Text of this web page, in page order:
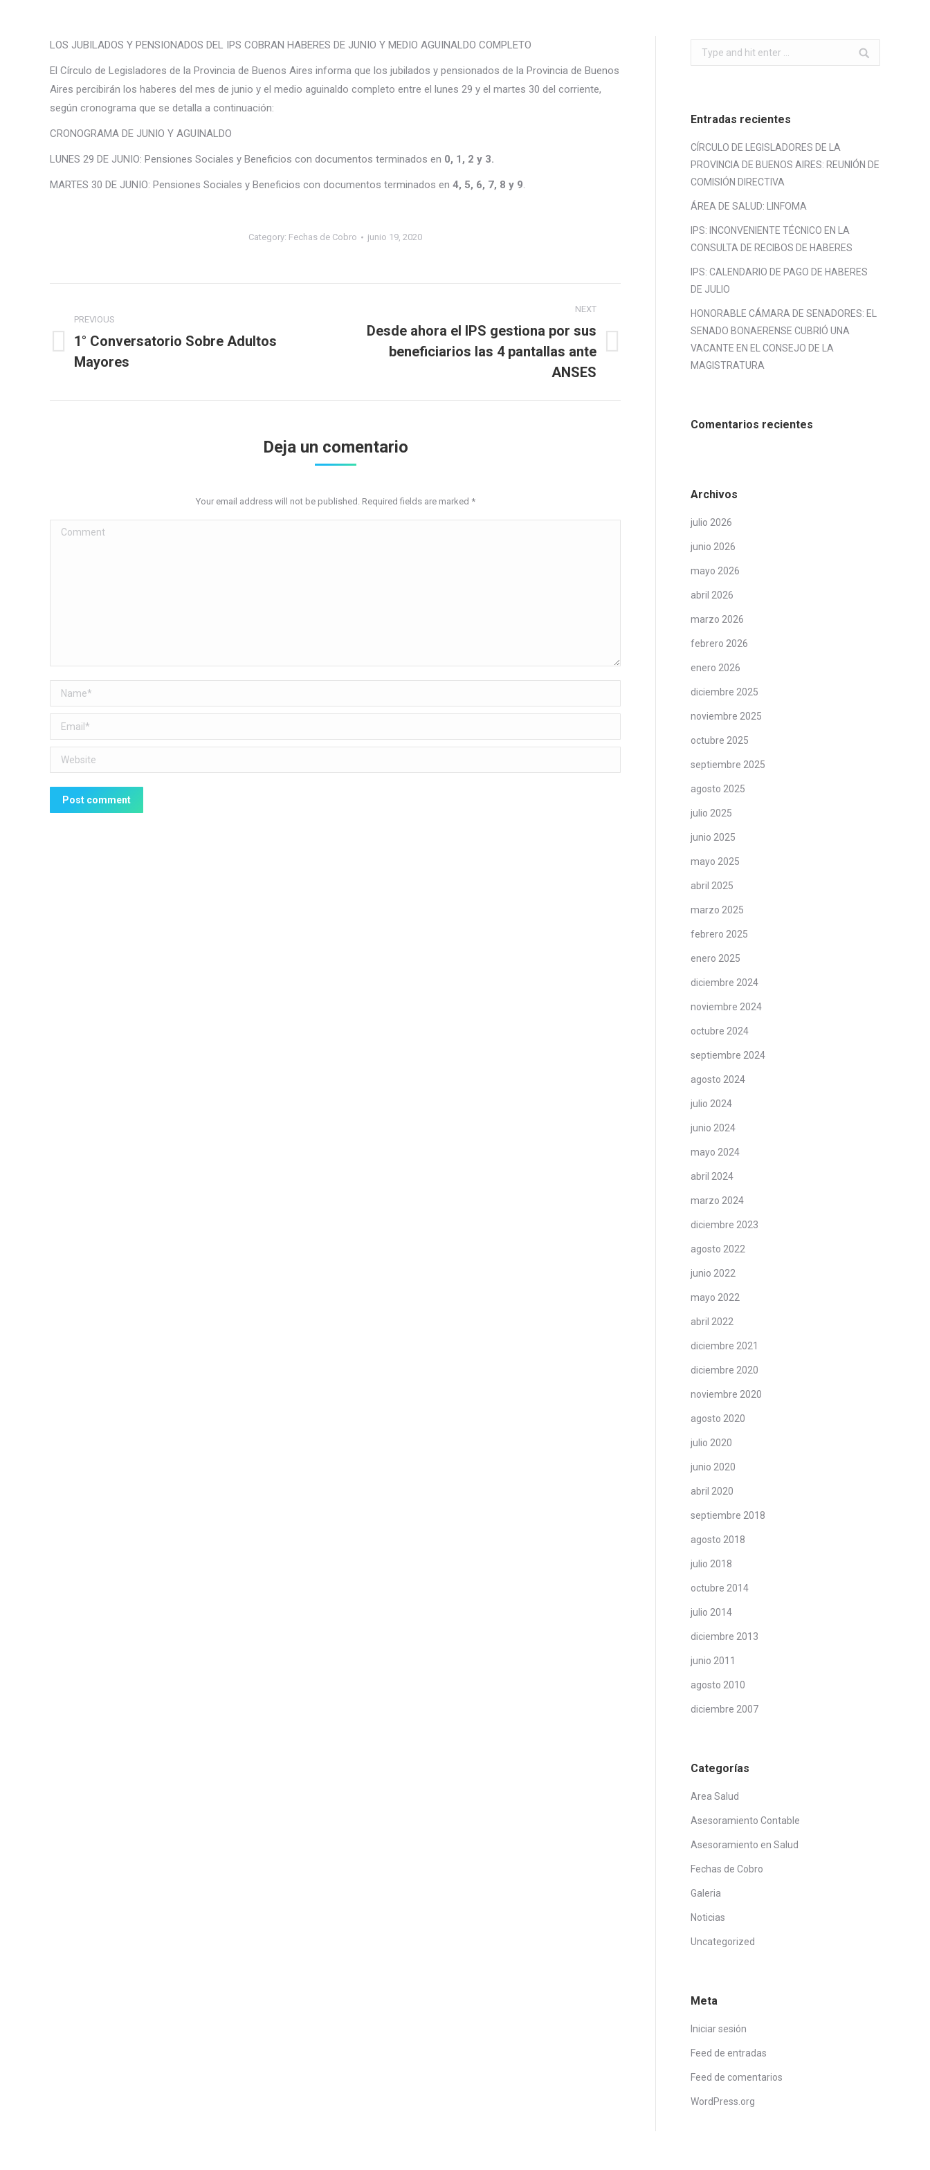
LOS JUBILADOS Y PENSIONADOS DEL IPS COBRAN HABERES DE JUNIO Y MEDIO AGUINALDO COMPLETO
El Círculo de Legisladores de la Provincia de Buenos Aires informa que los jubilados y pensionados de la Provincia de Buenos
Aires percibirán los haberes del mes de junio y el medio aguinaldo completo entre el lunes 29 y el martes 30 del corriente,
según cronograma que se detalla a continuación:
CRONOGRAMA DE JUNIO Y AGUINALDO
LUNES 29 DE JUNIO: Pensiones Sociales y Beneficios con documentos terminados en 0, 1, 2 y 3.
MARTES 30 DE JUNIO: Pensiones Sociales y Beneficios con documentos terminados en 4, 5, 6, 7, 8 y 9.
Category: Fechas de Cobro junio 19, 2020
navigation
PREVIOUS
Previous
post:
1° Conversatorio Sobre Adultos
Mayores
NEXT
Desde ahora el IPS gestiona por sus
beneficiarios las 4 pantallas ante
ANSES
Deja un comentario
Your email address will not be published. Required fields are marked *
Comment
Name *
Email *
Website
Post comment
Search:
Entradas recientes
CÍRCULO DE LEGISLADORES DE LA
PROVINCIA DE BUENOS AIRES: REUNIÓN DE
COMISIÓN DIRECTIVA
ÁREA DE SALUD: LINFOMA
IPS: INCONVENIENTE TÉCNICO EN LA
CONSULTA DE RECIBOS DE HABERES
IPS: CALENDARIO DE PAGO DE HABERES
DE JULIO
HONORABLE CÁMARA DE SENADORES: EL
SENADO BONAERENSE CUBRIÓ UNA
VACANTE EN EL CONSEJO DE LA
MAGISTRATURA
Comentarios recientes
Archivos
julio 2026
junio 2026
mayo 2026
abril 2026
marzo 2026
febrero 2026
enero 2026
diciembre 2025
noviembre 2025
octubre 2025
septiembre 2025
agosto 2025
julio 2025
junio 2025
mayo 2025
abril 2025
marzo 2025
febrero 2025
enero 2025
diciembre 2024
noviembre 2024
octubre 2024
septiembre 2024
agosto 2024
julio 2024
junio 2024
mayo 2024
abril 2024
marzo 2024
diciembre 2023
agosto 2022
junio 2022
mayo 2022
abril 2022
diciembre 2021
diciembre 2020
noviembre 2020
agosto 2020
julio 2020
junio 2020
abril 2020
septiembre 2018
agosto 2018
julio 2018
octubre 2014
julio 2014
diciembre 2013
junio 2011
agosto 2010
diciembre 2007
Categorías
Area Salud
Asesoramiento Contable
Asesoramiento en Salud
Fechas de Cobro
Galeria
Noticias
Uncategorized
Meta
Iniciar sesión
Feed de entradas
Feed de comentarios
WordPress.org